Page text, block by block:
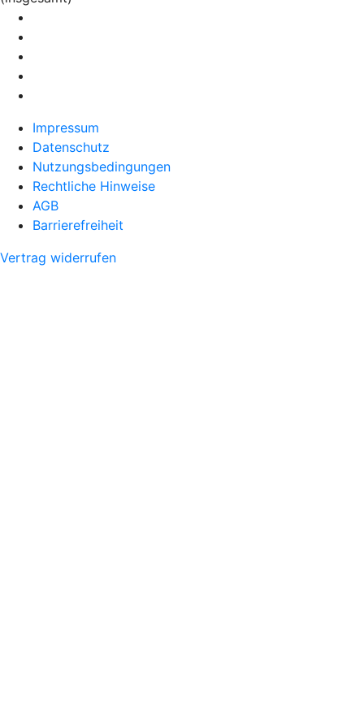
Impressum
Datenschutz
Nutzungsbedingungen
Rechtliche Hinweise
AGB
Barrierefreiheit
Vertrag widerrufen